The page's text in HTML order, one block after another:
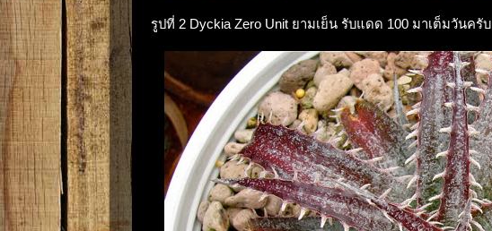
รูปที่ 2 Dyckia Zero Unit ยามเย็น รับแดด 100 มาเต็มวันครับ